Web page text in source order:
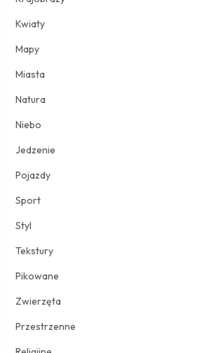
Kwiaty
Mapy
Miasta
Natura
Niebo
Jedzenie
Pojazdy
Sport
Styl
Tekstury
Pikowane
Zwierzęta
Przestrzenne